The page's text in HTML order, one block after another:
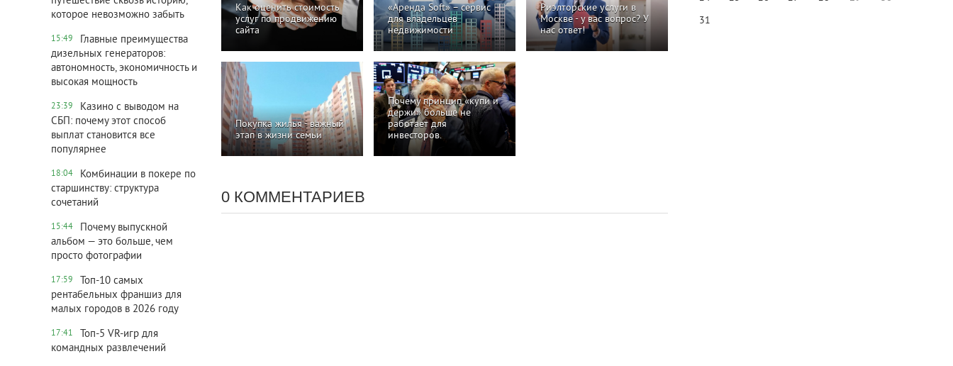
которое невозможно забыть
15:49
Главные преимущества
дизельных генераторов:
автономность, экономичность и
высокая мощность
23:39
Казино с выводом на
СБП: почему этот способ
выплат становится все
популярнее
18:04
Комбинации в покере по
старшинству: структура
сочетаний
15:44
Почему выпускной
альбом — это больше, чем
просто фотографии
17:59
Топ-10 самых
рентабельных франшиз для
малых городов в 2026 году
17:41
Топ‑5 VR‑игр для
командных развлечений
Как оценить стоимость
услуг по продвижению
сайта
«Аренда Soft» – сервис
для владельцев
недвижимости
Риэлторские услуги в
Москве - у вас вопрос? У
нас ответ!
Покупка жилья - важный
этап в жизни семьи
Почему принцип «купи и
держи» больше не
работает для
инвесторов.
0 КОММЕНТАРИЕВ
31